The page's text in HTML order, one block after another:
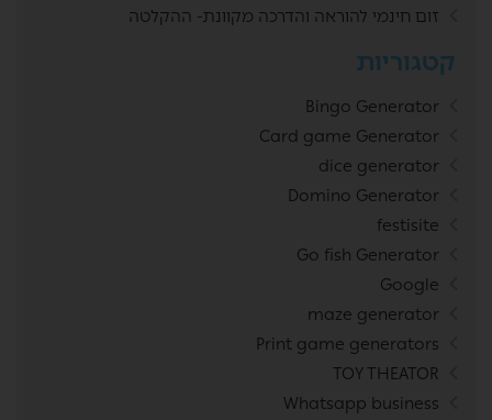
זום חינמי להוראה והדרכה מקוונת- ההקלטה
קטגוריות
Bingo Generator
Card game Generator
dice generator
Domino Generator
festisite
Go fish Generator
Google
maze generator
Print game generators
TOY THEATOR
Whatsapp business